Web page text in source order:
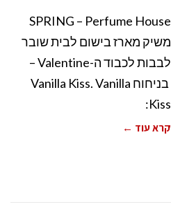
SPRING – Perfume House
משיק מארז בישום לבית שובר
לבבות לכבוד ה-Valentine –
בניחוח Vanilla Kiss. Vanilla
Kiss:
קרא עוד ←